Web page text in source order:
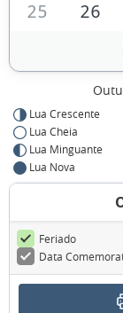
25
26
Lua Crescente
Lua Cheia
Lua Minguante
Lua Nova
Feriado
Data